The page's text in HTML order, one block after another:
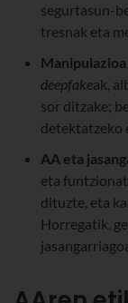
segurtasun-
tresnak eta
deepfakeak,
sor ditzake;
detektatzeko
AA eta
eta
dituzte, eta
Horregatik,